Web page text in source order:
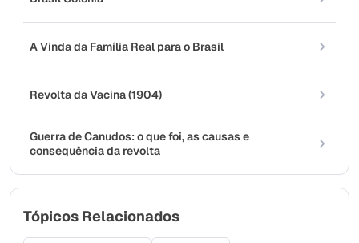
A Vinda da Família Real para o Brasil
Revolta da Vacina (1904)
Guerra de Canudos: o que foi, as causas e
consequência da revolta
Tópicos Relacionados